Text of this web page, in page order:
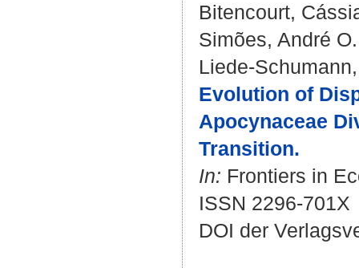
Bitencourt,
Simões, André O.
Liede-
Evolution of
Apocynaceae
Transition.
In: Frontiers in
ISSN 2296-701X
DOI der